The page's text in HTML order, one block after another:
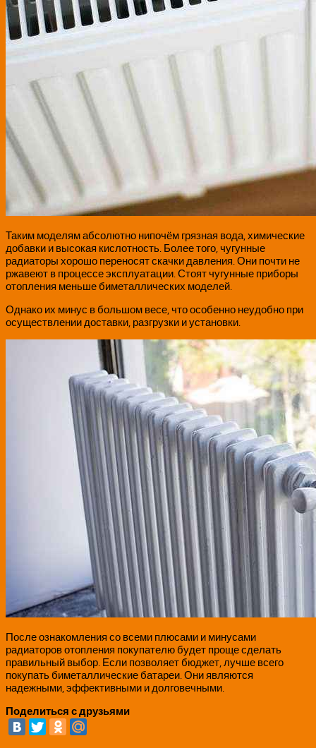
Таким моделям абсолютно нипочём грязная вода, химические
добавки и высокая кислотность. Более того, чугунные
радиаторы хорошо переносят скачки давления. Они почти не
ржавеют в процессе эксплуатации. Стоят чугунные приборы
отопления меньше биметаллических моделей.
Однако их минус в большом весе, что особенно неудобно при
осуществлении доставки, разгрузки и установки.
После ознакомления со всеми плюсами и минусами
радиаторов отопления покупателю будет проще сделать
правильный выбор. Если позволяет бюджет, лучше всего
покупать биметаллические батареи. Они являются
надежными, эффективными и долговечными.
Поделиться с друзьями